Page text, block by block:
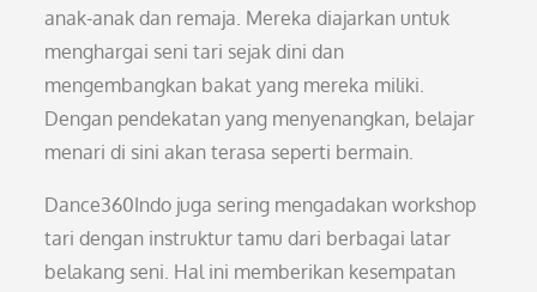
anak-anak dan remaja. Mereka diajarkan untuk
menghargai seni tari sejak dini dan
mengembangkan bakat yang mereka miliki.
Dengan pendekatan yang menyenangkan, belajar
menari di sini akan terasa seperti bermain.
Dance360Indo juga sering mengadakan workshop
tari dengan instruktur tamu dari berbagai latar
belakang seni. Hal ini memberikan kesempatan